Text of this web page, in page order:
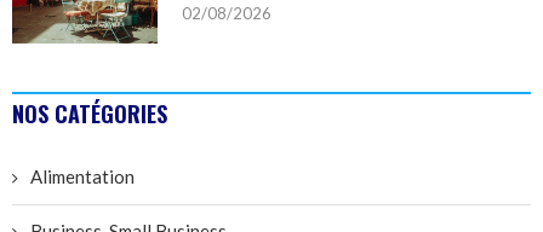
02/08/2026
NOS CATÉGORIES
Alimentation